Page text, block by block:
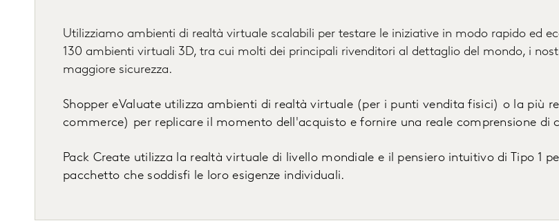
Utilizziamo ambienti di realtà virtuale scalabili per testare le iniziative in modo rapido ed
130 ambienti virtuali 3D, tra cui molti dei principali rivenditori al dettaglio del mondo, i
maggiore sicurezza.
Shopper eValuate utilizza ambienti di realtà virtuale (per i punti vendita fisici) o la più
commerce) per replicare il momento dell'acquisto e fornire una reale comprensione di
Pack Create utilizza la realtà virtuale di livello mondiale e il pensiero intuitivo di Tipo 1
pacchetto che soddisfi le loro esigenze individuali.